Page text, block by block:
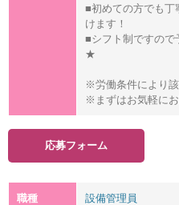
■初めての方でも丁
けます！
■シフト制ですので
★
※労働条件により
※まずはお気軽に
応募フォーム
職種 設備管理員